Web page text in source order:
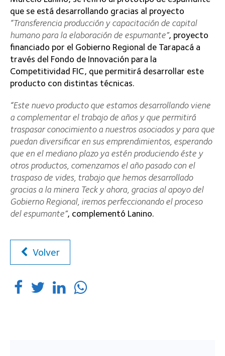
que se está desarrollando gracias al proyecto
“Transferencia producción y capacitación de capital
humano para la elaboración de espumante”, proyecto
financiado por el Gobierno Regional de Tarapacá a
través del Fondo de Innovación para la
Competitividad FIC, que permitirá desarrollar este
producto con distintas técnicas.
“Este nuevo producto que estamos desarrollando viene
a complementar el trabajo de años y que permitirá
traspasar conocimiento a nuestros asociados y para que
puedan diversificar en sus emprendimientos, esperando
que en el mediano plazo ya estén produciendo éste y
otros productos, comenzamos el año pasado con el
traspaso de vides, trabajo que hemos desarrollado
gracias a la minera Teck y ahora, gracias al apoyo del
Gobierno Regional, iremos perfeccionando el proceso
del espumante”, complementó Lanino.
Volver